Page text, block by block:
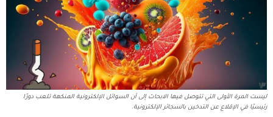
ليست المرة الأولى التي تتوصل فيها الابحاث إلى أن السوائل الإلكترونية المنكهة تلعب دورًا
رئيسيًا في الإقلاع عن التدخين بالسجائر الإلكترونية.